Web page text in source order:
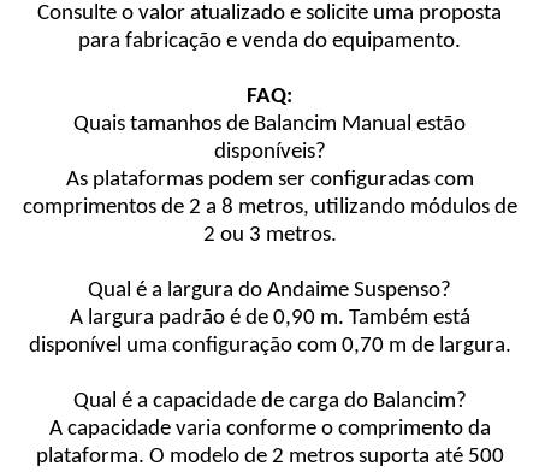
Consulte o valor atualizado e solicite uma proposta
para fabricação e venda do equipamento.
FAQ:
Quais tamanhos de Balancim Manual estão
disponíveis?
As plataformas podem ser configuradas com
comprimentos de 2 a 8 metros, utilizando módulos de
2 ou 3 metros.
Qual é a largura do Andaime Suspenso?
A largura padrão é de 0,90 m. Também está
disponível uma configuração com 0,70 m de largura.
Qual é a capacidade de carga do Balancim?
A capacidade varia conforme o comprimento da
plataforma. O modelo de 2 metros suporta até 500